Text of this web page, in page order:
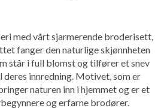
med vårt sjarmerende broderisett,
fanger den naturlige skjønnheten
står i full blomst og tilfører et snev
deres innredning. Motivet, som er
naturen inn i hjemmet og er et
og erfarne brodører.